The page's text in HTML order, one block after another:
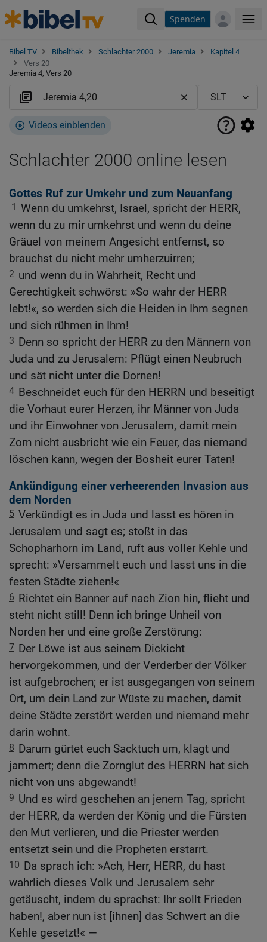
Spenden
Bibel TV Bibelthek Schlachter 2000 Jeremia
Kapitel 4
Vers 20
Jeremia 4, Vers 20
Videos einblenden
Schlachter 2000 online lesen
Gottes Ruf zur Umkehr und zum Neuanfang
1 Wenn du umkehrst, Israel, spricht der HERR,
wenn du zu mir umkehrst und wenn du deine
Gräuel von meinem Angesicht entfernst, so
brauchst du nicht mehr umherzuirren;
2 und wenn du in Wahrheit, Recht und
Gerechtigkeit schwörst: »So wahr der HERR
lebt!«, so werden sich die Heiden in Ihm segnen
und sich rühmen in Ihm!
3 Denn so spricht der HERR zu den Männern von
Juda und zu Jerusalem: Pflügt einen Neubruch
und sät nicht unter die Dornen!
4 Beschneidet euch für den HERRN und beseitigt
die Vorhaut eurer Herzen, ihr Männer von Juda
und ihr Einwohner von Jerusalem, damit mein
Zorn nicht ausbricht wie ein Feuer, das niemand
löschen kann, wegen der Bosheit eurer Taten!
Ankündigung einer verheerenden Invasion aus
dem Norden
5 Verkündigt es in Juda und lasst es hören in
Jerusalem und sagt es; stoßt in das
Schopharhorn im Land, ruft aus voller Kehle und
sprecht: »Versammelt euch und lasst uns in die
festen Städte ziehen!«
6 Richtet ein Banner auf nach Zion hin, flieht und
steht nicht still! Denn ich bringe Unheil von
Norden her und eine große Zerstörung:
7 Der Löwe ist aus seinem Dickicht
hervorgekommen, und der Verderber der Völker
ist aufgebrochen; er ist ausgegangen von seinem
Ort, um dein Land zur Wüste zu machen, damit
deine Städte zerstört werden und niemand mehr
darin wohnt.
8 Darum gürtet euch Sacktuch um, klagt und
jammert; denn die Zornglut des HERRN hat sich
nicht von uns abgewandt!
9 Und es wird geschehen an jenem Tag, spricht
der HERR, da werden der König und die Fürsten
den Mut verlieren, und die Priester werden
entsetzt sein und die Propheten erstarrt.
10 Da sprach ich: »Ach, Herr, HERR, du hast
wahrlich dieses Volk und Jerusalem sehr
getäuscht, indem du sprachst: Ihr sollt Frieden
haben!, aber nun ist [ihnen] das Schwert an die
Kehle gesetzt!« —